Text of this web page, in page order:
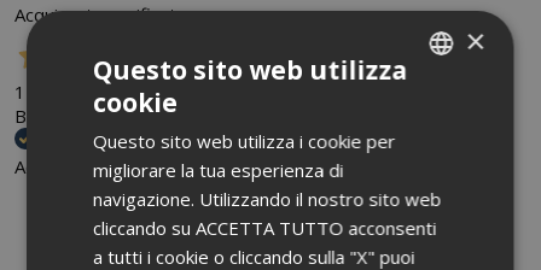
Acquirente verificato
14 Aprile 2018
Buon caffè, e cialde ben conservate
Acquirente verificato
CONDIVIDI SU:
×
Questo sito web utilizza
cookie
Questo sito web utilizza i cookie per
migliorare la tua esperienza di
navigazione. Utilizzando il nostro sito web
cliccando su ACCETTA TUTTO acconsenti
a tutti i cookie o cliccando sulla "X" puoi